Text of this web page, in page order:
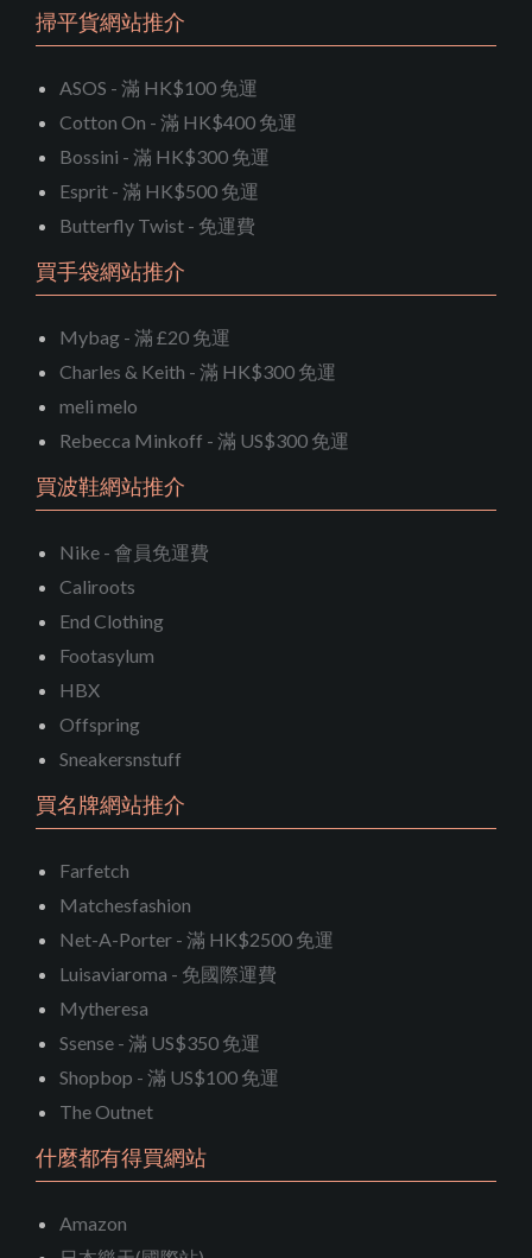
掃平貨網站推介
ASOS - 滿 HK$100 免運
Cotton On - 滿 HK$400 免運
Bossini - 滿 HK$300 免運
Esprit - 滿 HK$500 免運
Butterfly Twist - 免運費
買手袋網站推介
Mybag - 滿 £20 免運
Charles & Keith - 滿 HK$300 免運
meli melo
Rebecca Minkoff - 滿 US$300 免運
買波鞋網站推介
Nike - 會員免運費
Caliroots
End Clothing
Footasylum
HBX
Offspring
Sneakersnstuff
買名牌網站推介
Farfetch
Matchesfashion
Net-A-Porter - 滿 HK$2500 免運
Luisaviaroma - 免國際運費
Mytheresa
Ssense - 滿 US$350 免運
Shopbop - 滿 US$100 免運
The Outnet
什麼都有得買網站
Amazon